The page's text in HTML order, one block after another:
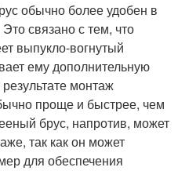
обычно более удобен в
связано с тем, что
выпукло-вогнутый
ему дополнительную
монтаж
проще и быстрее, чем
брус, напротив, может
так как он может
для обеспечения